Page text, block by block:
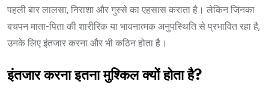
पहली बार लालसा, निराशा और गुस्से का एहसास कराता है। लेकिन जिनका
बचपन माता-पिता की शारीरिक या भावनात्मक अनुपस्थिति से प्रभावित रहा है,
उनके लिए इंतजार करना और भी कठिन होता है।
इंतजार करना इतना मुश्किल क्यों होता है?